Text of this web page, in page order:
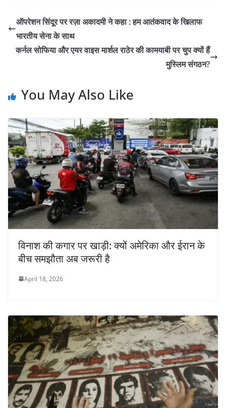
ऑपरेशन सिंदूर पर रज़ा अकादमी ने कहा : हम आतंकवाद के खिलाफ
भारतीय सेना के साथ
कर्नल सोफिया और एयर वाइस मार्शल राठेर की कामयाबी पर चुप क्यों हैं
मुस्लिम संगठन?
You May Also Like
विनाश की कगार पर खाड़ी: क्यों अमेरिका और ईरान के
बीच समझौता अब जरूरी है
April 18, 2026